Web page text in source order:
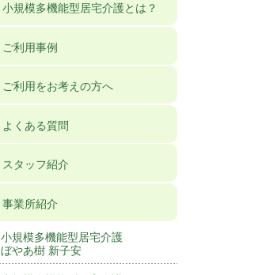
小規模多機能型居宅介護とは？
ご利用事例
ご利用をお考えの方へ
よくある質問
スタッフ紹介
事業所紹介
小規模多機能型居宅介護
ぼやあ樹 新子安